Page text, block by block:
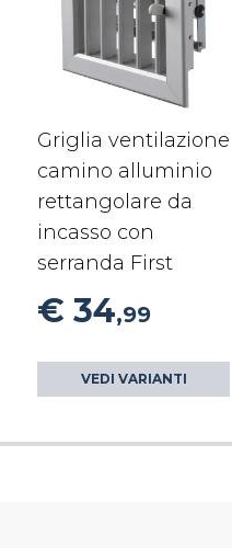
Griglia ventilazione
camino alluminio
rettangolare da
incasso con
serranda First
€ 34,99
VEDI VARIANTI